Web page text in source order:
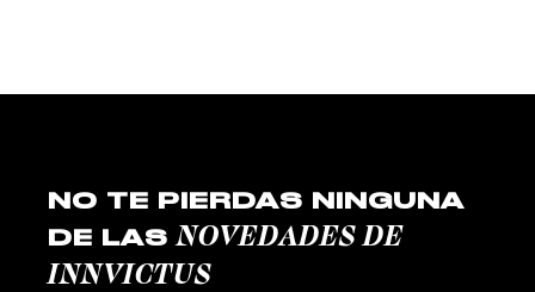
NO TE PIERDAS NINGUNA
DE LAS NOVEDADES DE
INNVICTUS